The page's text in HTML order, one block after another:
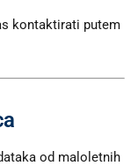
kontaktirati putem
od maloletnih